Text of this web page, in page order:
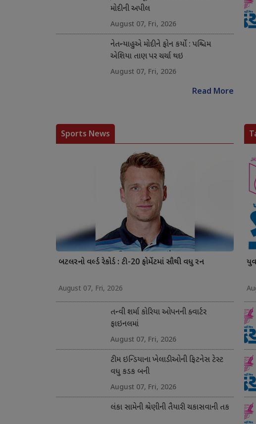
મોદીની અપીલ
August 07, Fri, 2026
નેતન્યાહુએ મોદીને ફોન કર્યો : પશ્ચિમ
એશિયા તાણ પર ચર્ચા થઇ
August 07, Fri, 2026
Read More
Sports News
બટલરનો વર્લ્ડ રેકોર્ડ : ટી-20 ફોર્મેટમાં સૌથી વધુ રન
August 07, Fri, 2026
તન્વી શર્મા કોરિયા ઓપનની ક્વાર્ટર
ફાઇનલમાં
August 07, Fri, 2026
ટીમ ઇન્ડિયાના ખેલાડીઓની ફિટનેસ ટેસ્ટ
વધુ કડક બની
August 07, Fri, 2026
લંકા સામેની શ્રેણીની તૈયારી ચકાસવાની તક